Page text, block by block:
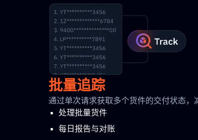
批量追踪
通过单次请求获取多个货件的交付状态，
处理批量货件
每日报告与对账